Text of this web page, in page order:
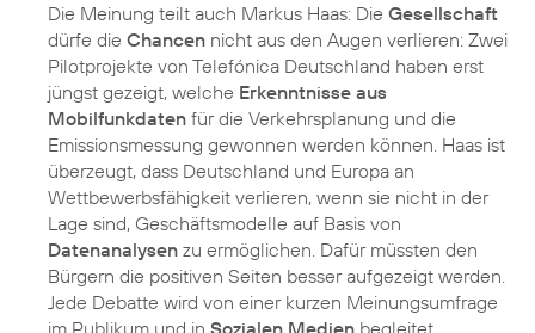
Die Meinung teilt auch Markus Haas: Die Gesellschaft
dürfe die Chancen nicht aus den Augen verlieren: Zwei
Pilotprojekte von Telefónica Deutschland haben erst
jüngst gezeigt, welche Erkenntnisse aus
Mobilfunkdaten für die Verkehrsplanung und die
Emissionsmessung gewonnen werden können. Haas ist
überzeugt, dass Deutschland und Europa an
Wettbewerbsfähigkeit verlieren, wenn sie nicht in der
Lage sind, Geschäftsmodelle auf Basis von
Datenanalysen zu ermöglichen. Dafür müssten den
Bürgern die positiven Seiten besser aufgezeigt werden.
Jede Debatte wird von einer kurzen Meinungsumfrage